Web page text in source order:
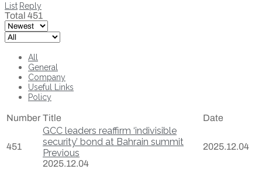
List Reply
Total 451
All
General
Company
Useful Links
Policy
Number Title Date
451
GCC leaders reaffirm ‘indivisible
security’ bond at Bahrain summit
Previous
2025.12.04
2025.12.04